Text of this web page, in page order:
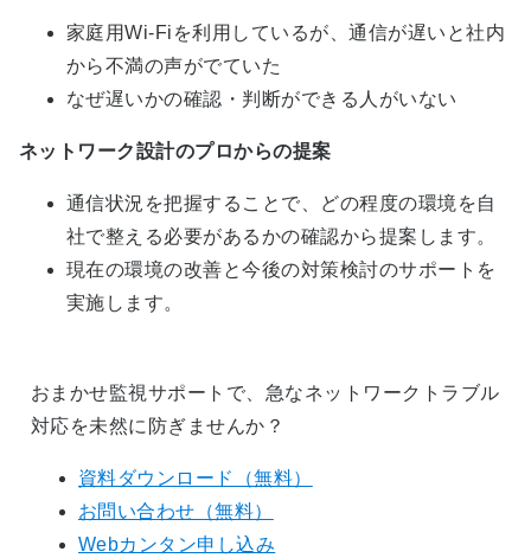
家庭用Wi-Fiを利用しているが、通信が遅いと社内
から不満の声がでていた
なぜ遅いかの確認・判断ができる人がいない
ネットワーク設計のプロからの提案
通信状況を把握することで、どの程度の環境を自
社で整える必要があるかの確認から提案します。
現在の環境の改善と今後の対策検討のサポートを
実施します。
おまかせ監視サポートで、急なネットワークトラブル
対応を未然に防ぎませんか？
資料ダウンロード（無料）
お問い合わせ（無料）
Webカンタン申し込み